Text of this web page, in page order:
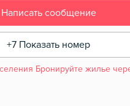
Написать сообщение
+7 Показать номер
Бронируйте жилье